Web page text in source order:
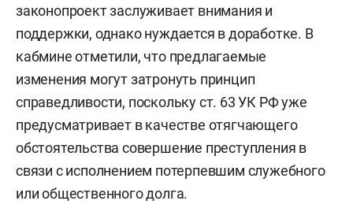
законопроект заслуживает внимания и
поддержки, однако нуждается в доработке. В
кабмине отметили, что предлагаемые
изменения могут затронуть принцип
справедливости, поскольку ст. 63 УК РФ уже
предусматривает в качестве отягчающего
обстоятельства совершение преступления в
связи с исполнением потерпевшим служебного
или общественного долга.